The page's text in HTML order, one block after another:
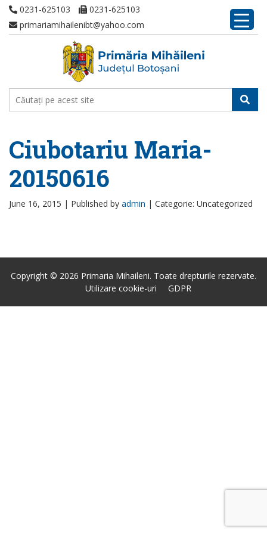
0231-625103
0231-625103
primariamihailenibt@yahoo.com
Ciubotariu Maria-
20150616
June 16, 2015 | Published by admin | Categorie: Uncategorized
Copyright © 2026 Primaria Mihaileni. Toate drepturile rezervate.
Utilizare cookie-uri
GDPR